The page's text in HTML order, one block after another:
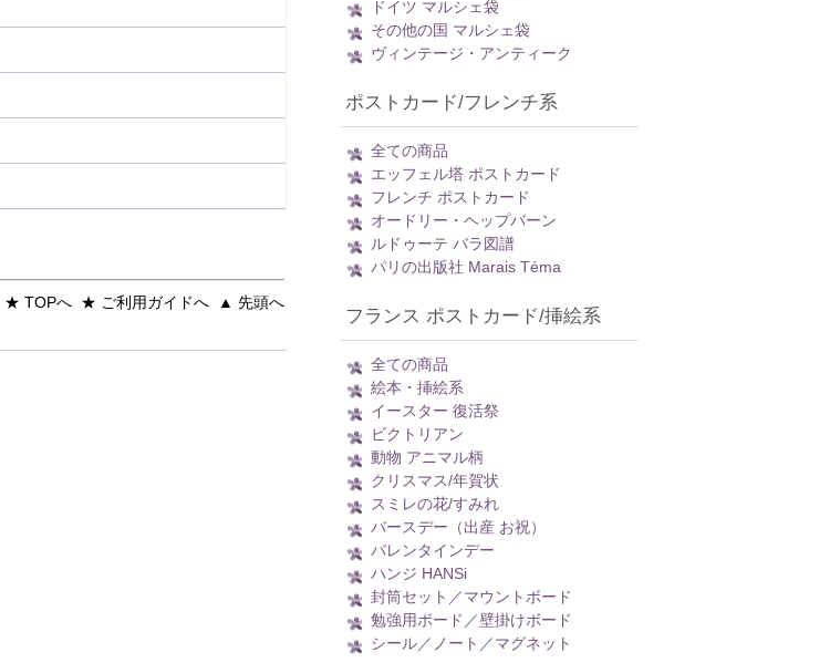
★ TOPへ ★ ご利用ガイドへ ▲ 先頭へ
ドイツ マルシェ袋
その他の国 マルシェ袋
ヴィンテージ・アンティーク
ポストカード/フレンチ系
全ての商品
エッフェル塔 ポストカード
フレンチ ポストカード
オードリー・ヘップバーン
ルドゥーテ バラ図譜
パリの出版社 Marais Téma
フランス ポストカード/挿絵系
全ての商品
絵本・挿絵系
イースター 復活祭
ビクトリアン
動物 アニマル柄
クリスマス/年賀状
スミレの花/すみれ
バースデー（出産 お祝）
バレンタインデー
ハンジ HANSi
封筒セット／マウントボード
勉強用ボード／壁掛けボード
シール／ノート／マグネット